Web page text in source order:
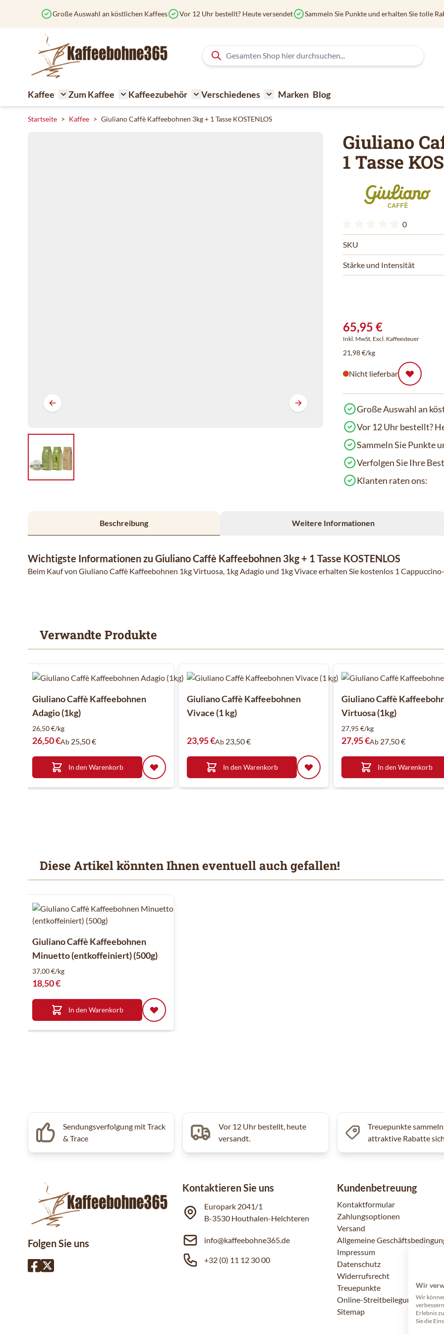
Große Auswahl an köstlichen Kaffees Vor 12 Uhr bestellt? Heute versendet Sammeln Sie Punkte und erhalten Sie tolle
Kaffee
Toggle submenu for Kaffee
Zum Kaffee
Toggle submenu for Zum Kaffee
Kaffeezubehör
Toggle submenu for Kaffeezubehör
Verschiedenes
Toggle submenu for Verschiedenes
Marken Blog
Startseite > Kaffee > Giuliano Caffè Kaffeebohnen 3kg + 1 Tasse KOSTENLOS
Giuliano
1 Tasse
0
SKU
Stärke und Intensität
65,95 €
Inkl. MwSt, Excl. Kaffeesteuer
21,98 €/kg
Nicht lieferbar
Große Auswahl an
Vor 12 Uhr bestellt?
Sammeln Sie Punkte
Verfolgen Sie Ihre
Klanten raten ons:
Beschreibung Weitere Informationen
Wichtigste Informationen zu Giuliano Caffè Kaffeebohnen 3kg + 1 Tasse KOSTENLOS
Beim Kauf von Giuliano Caffè Kaffeebohnen 1kg Virtuosa, 1kg Adagio und 1kg Vivace erhalten Sie kostenlos 1
Verwandte Produkte
Mit der Tabulatortaste können Sie durch die Elemente des Karussells navigieren. Mit den Skip-Links können Sie das
Clicken, um das Karussell zu überspringen
Giuliano Caffè Kaffeebohnen
Adagio (1kg)
26,50 €/kg
26,50 €Ab 25,50 €
In den Warenkorb
Giuliano Caffè Kaffeebohnen
Vivace (1 kg)
23,95 €Ab 23,50 €
In den Warenkorb
Giuliano Caffè
Virtuosa (1kg)
27,95 €/kg
27,95 €Ab 27,50 €
In den Warenkorb
Diese Artikel könnten Ihnen eventuell auch gefallen!
Mit der Tabulatortaste können Sie durch die Elemente des Karussells navigieren. Mit den Skip-Links können Sie das
Clicken, um das Karussell zu überspringen
Giuliano Caffè Kaffeebohnen
Minuetto (entkoffeiniert) (500g)
37,00 €/kg
18,50 €
In den Warenkorb
Sendungsverfolgung mit Track
& Trace
Vor 12 Uhr bestellt, heute
versandt.
Treuepunkte
attraktive Rabatte
Folgen Sie uns
Kontaktieren Sie uns
Europark 2041/1
B-3530 Houthalen-Helchteren
info@kaffeebohne365.de
+32 (0) 11 12 30 00
Kundenbetreuung
Kontaktformular
Zahlungsoptionen
Versand
Allgemeine
Impressum
Datenschutz
Widerrufsrecht
Treuepunkte
Online-Streitbeilegung
Sitemap
Wir
Wir
Erlebnis
Sie die